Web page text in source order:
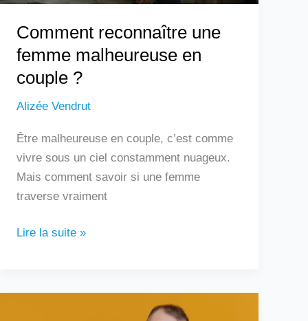
Comment reconnaître une
femme malheureuse en
couple ?
Alizée Vendrut
Être malheureuse en couple, c’est comme
vivre sous un ciel constamment nuageux.
Mais comment savoir si une femme
traverse vraiment
Lire la suite »